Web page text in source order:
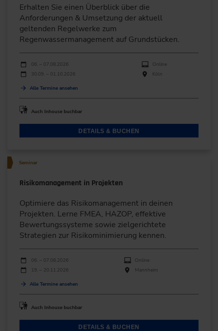
Erhalten Sie einen Überblick über die
Anforderungen & Umsetzung der aktuell
geltenden Regelwerke zum
Regenwassermanagement auf Grundstücken.
Durchführungen
Veranstaltungsdatum
06. – 07.08.2026
Online
30.09. – 01.10.2026
Köln
Alle Termine ansehen
Auch Inhouse buchbar
DETAILS & BUCHEN
Seminar
Risikomanagement in Projekten
Optimiere das Risikomanagement in deinen
Projekten. Lerne FMEA, HAZOP, effektive
Bewertungssysteme sowie zielgerichtete
Strategien zur Risikominimierung kennen.
Durchführungen
Veranstaltungsdatum
06. – 07.08.2026
Online
19. – 20.11.2026
Mannheim
Alle Termine ansehen
Auch Inhouse buchbar
DETAILS & BUCHEN